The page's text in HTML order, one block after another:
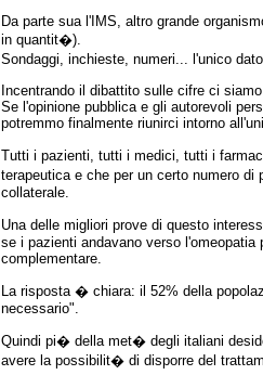
Da parte sua l'IMS, altro grande
in quantit�).
Sondaggi, inchieste, numeri... l'unico
Incentrando il dibattito sulle cifre ci
Se l'opinione pubblica e gli autorevoli
potremmo finalmente riunirci intorno
Tutti i pazienti, tutti i medici, tutti i
terapeutica e che per un certo numero
collaterale.
Una delle migliori prove di questo
se i pazienti andavano verso
complementare.
La risposta � chiara: il 52% della
necessario".
Quindi pi� della met� degli italiani
avere la possibilit� di disporre del